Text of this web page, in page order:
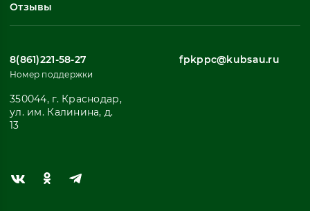
Отзывы
8(861)221-58-27
Номер поддержки
fpkppc@kubsau.ru
350044, г. Краснодар,
ул. им. Калинина, д.
13